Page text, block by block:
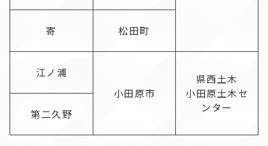
寄 松田町
江ノ浦
小田原市
県西土木
小田原土木セ
ンター
第二久野